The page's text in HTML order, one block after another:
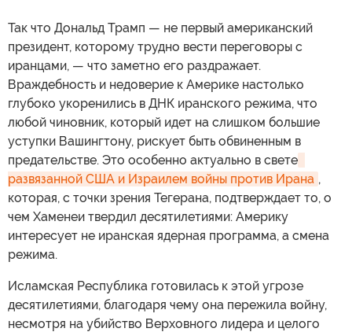
Так что Дональд Трамп — не первый американский
президент, которому трудно вести переговоры с
иранцами, — что заметно его раздражает.
Враждебность и недоверие к Америке настолько
глубоко укоренились в ДНК иранского режима, что
любой чиновник, который идет на слишком большие
уступки Вашингтону, рискует быть обвиненным в
предательстве. Это особенно актуально в свете
развязанной США и Израилем войны против Ирана ,
которая, с точки зрения Тегерана, подтверждает то, о
чем Хаменеи твердил десятилетиями: Америку
интересует не иранская ядерная программа, а смена
режима.
Исламская Республика готовилась к этой угрозе
десятилетиями, благодаря чему она пережила войну,
несмотря на убийство Верховного лидера и целого